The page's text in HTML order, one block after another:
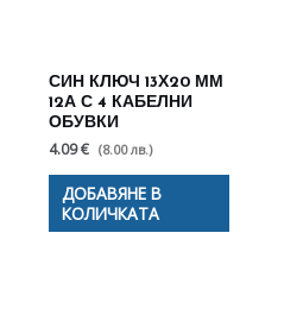
СИН КЛЮЧ 13Х20 ММ
12А С 4 КАБЕЛНИ
ОБУВКИ
4.09 € (8.00 лв.)
ДОБАВЯНЕ В
КОЛИЧКАТА